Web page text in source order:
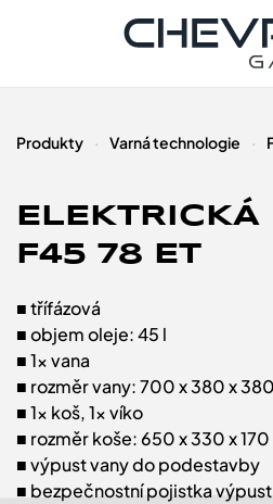
Produkty Varná technologie
ELEKTRICKÁ
F45 78 ET
■ třífázová
■ objem oleje: 45 l
■ 1x vana
■ rozměr vany: 700 x 380 x
■ 1x koš, 1x víko
■ rozměr koše: 650 x 330 x
■ výpust vany do podestavby
■ bezpečnostní pojistka